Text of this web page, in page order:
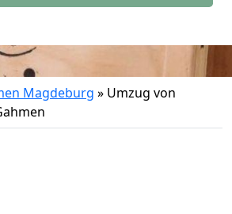
Magdeburg » Umzug von